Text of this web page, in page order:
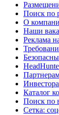
Поиск по
О
Наши
Реклама
Каталог
Поиск по
Сетка: